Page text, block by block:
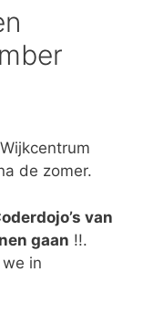
de zomer.
van
gaan !!.
in